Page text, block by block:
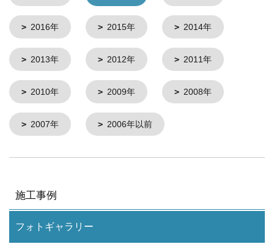
2016年 2015年 2014年
2013年 2012年 2011年
2010年 2009年 2008年
2007年 2006年以前
施工事例
フォトギャラリー